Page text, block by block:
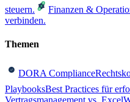
steuern.
Finanzen &
verbinden.
Themen
DORA Compliance
PlaybooksBest Practices für
Vertragsmanagement vs. Excel